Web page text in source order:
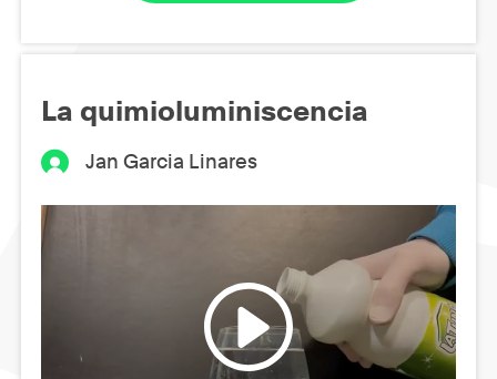
La quimioluminiscencia
Jan Garcia Linares